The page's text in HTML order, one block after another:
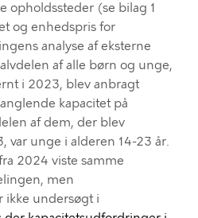
opholdssteder (se bilag 1
og enhedspris for
analyse af eksterne
af alle børn og unge,
i 2023, blev anbragt
kapacitet på
af dem, der blev
, var unge i alderen 14-23 år.
2024 viste samme
men
ikke undersøgt i